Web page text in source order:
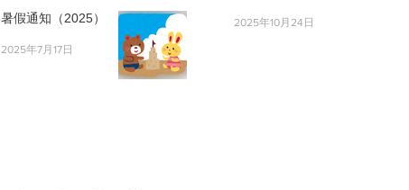
暑假通知（2025）
2025年7月17日
2025年10月24日